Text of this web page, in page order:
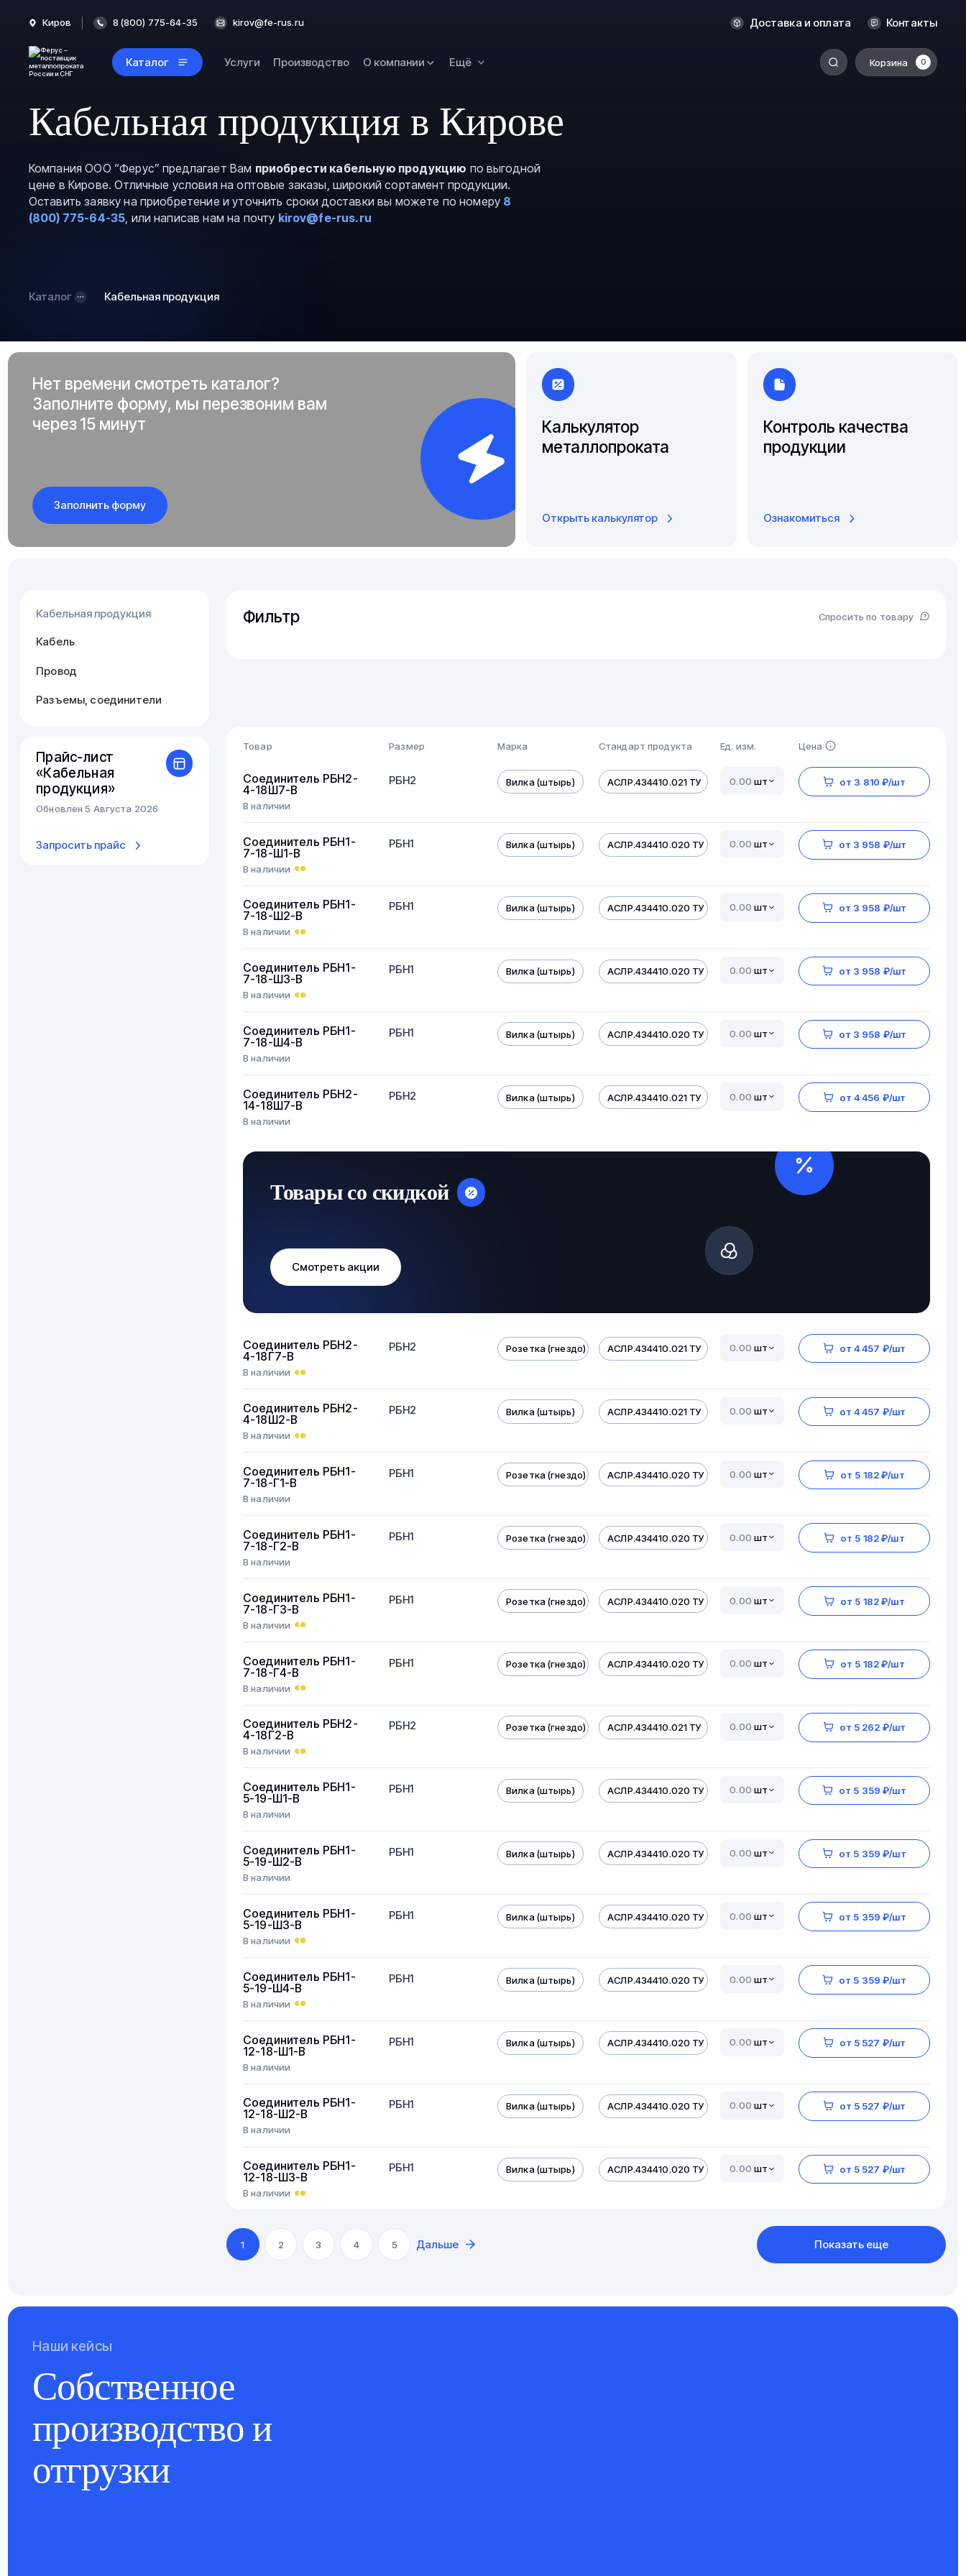
Киров 8 (800) 775-64-35 kirov@fe-rus.ru Доставка и оплата Контакты
Каталог Услуги Производство О компании Ещё Корзина 0
Оренбург
Ростов-на-Дону
Самара
Якутск
Ярославль
Кабельная продукция в Кирове
Компания ООО “Ферус” предлагает Вам приобрести кабельную продукцию по выгодной
цене в Кирове. Отличные условия на оптовые заказы, широкий сортамент продукции.
Оставить заявку на приобретение и уточнить сроки доставки вы можете по номеру 8
(800) 775-64-35, или написав нам на почту kirov@fe-rus.ru
Каталог Кабельная продукция
Нет времени смотреть каталог?
Заполните форму, мы перезвоним вам
через 15 минут
Заполнить форму
Калькулятор
металлопроката
Открыть калькулятор
Контроль качества
продукции
Ознакомиться
Кабельная продукция
Кабель
Провод
Разъемы, соединители
Прайс-лист
«Кабельная
продукция»
Обновлен 5 Августа 2026
Запросить прайс
Фильтр Спросить по товару
Товар Размер Марка Стандарт продукта Ед. изм. Цена
Соединитель РБН2-
4-18Ш7-В
В наличии
РБН2 Вилка (штырь) АСЛР.434410.021 ТУ шт от 3 810 ₽/шт
Соединитель РБН1-
7-18-Ш1-В
В наличии
РБН1 Вилка (штырь) АСЛР.434410.020 ТУ шт от 3 958 ₽/шт
Соединитель РБН1-
7-18-Ш2-В
В наличии
РБН1 Вилка (штырь) АСЛР.434410.020 ТУ шт от 3 958 ₽/шт
Соединитель РБН1-
7-18-Ш3-В
В наличии
РБН1 Вилка (штырь) АСЛР.434410.020 ТУ шт от 3 958 ₽/шт
Соединитель РБН1-
7-18-Ш4-В
В наличии
РБН1 Вилка (штырь) АСЛР.434410.020 ТУ шт от 3 958 ₽/шт
Соединитель РБН2-
14-18Ш7-В
В наличии
РБН2 Вилка (штырь) АСЛР.434410.021 ТУ шт от 4 456 ₽/шт
Товары со скидкой
Смотреть акции
Соединитель РБН2-
4-18Г7-В
В наличии
РБН2 Розетка (гнездо) АСЛР.434410.021 ТУ шт от 4 457 ₽/шт
Соединитель РБН2-
4-18Ш2-В
В наличии
РБН2 Вилка (штырь) АСЛР.434410.021 ТУ шт от 4 457 ₽/шт
Соединитель РБН1-
7-18-Г1-В
В наличии
РБН1 Розетка (гнездо) АСЛР.434410.020 ТУ шт от 5 182 ₽/шт
Соединитель РБН1-
7-18-Г2-В
В наличии
РБН1 Розетка (гнездо) АСЛР.434410.020 ТУ шт от 5 182 ₽/шт
Соединитель РБН1-
7-18-Г3-В
В наличии
РБН1 Розетка (гнездо) АСЛР.434410.020 ТУ шт от 5 182 ₽/шт
Соединитель РБН1-
7-18-Г4-В
В наличии
РБН1 Розетка (гнездо) АСЛР.434410.020 ТУ шт от 5 182 ₽/шт
Соединитель РБН2-
4-18Г2-В
В наличии
РБН2 Розетка (гнездо) АСЛР.434410.021 ТУ шт от 5 262 ₽/шт
Соединитель РБН1-
5-19-Ш1-В
В наличии
РБН1 Вилка (штырь) АСЛР.434410.020 ТУ шт от 5 359 ₽/шт
Соединитель РБН1-
5-19-Ш2-В
В наличии
РБН1 Вилка (штырь) АСЛР.434410.020 ТУ шт от 5 359 ₽/шт
Соединитель РБН1-
5-19-Ш3-В
В наличии
РБН1 Вилка (штырь) АСЛР.434410.020 ТУ шт от 5 359 ₽/шт
Соединитель РБН1-
5-19-Ш4-В
В наличии
РБН1 Вилка (штырь) АСЛР.434410.020 ТУ шт от 5 359 ₽/шт
Соединитель РБН1-
12-18-Ш1-В
В наличии
РБН1 Вилка (штырь) АСЛР.434410.020 ТУ шт от 5 527 ₽/шт
Соединитель РБН1-
12-18-Ш2-В
В наличии
РБН1 Вилка (штырь) АСЛР.434410.020 ТУ шт от 5 527 ₽/шт
Соединитель РБН1-
12-18-Ш3-В
В наличии
РБН1 Вилка (штырь) АСЛР.434410.020 ТУ шт от 5 527 ₽/шт
1 2 3 4 5 Дальше Показать еще
Наши кейсы
Собственное
производство и
отгрузки